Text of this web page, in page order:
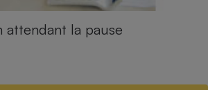
attendant la pause